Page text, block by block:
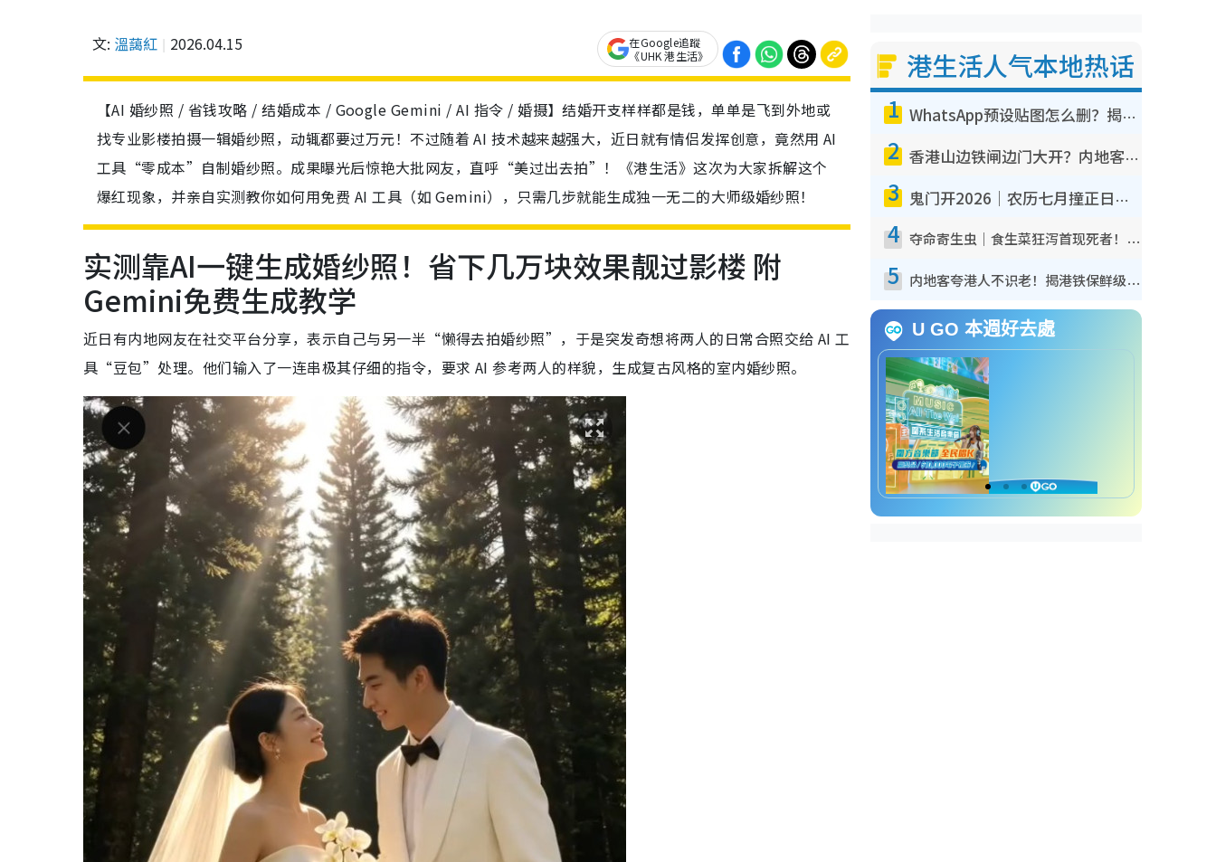
文: 溫藹紅 2026.04.15
在Google追蹤
《UHK 港生活》
【AI 婚纱照 / 省钱攻略 / 结婚成本 / Google Gemini / AI 指令 / 婚摄】结婚开支样样都是钱，单单是飞到外地或
找专业影楼拍摄一辑婚纱照，动辄都要过万元！不过随着 AI 技术越来越强大，近日就有情侣发挥创意，竟然用 AI
工具“零成本”自制婚纱照。成果曝光后惊艳大批网友，直呼“美过出去拍”！《港生活》这次为大家拆解这个
爆红现象，并亲自实测教你如何用免费 AI 工具（如 Gemini），只需几步就能生成独一无二的大师级婚纱照！
实测靠AI一键生成婚纱照！省下几万块效果靓过影楼 附
Gemini免费生成教学
近日有内地网友在社交平台分享，表示自己与另一半“懒得去拍婚纱照”，于是突发奇想将两人的日常合照交给 AI 工
具“豆包”处理。他们输入了一连串极其仔细的指令，要求 AI 参考两人的样貌，生成复古风格的室内婚纱照。
港生活人气本地热话
1 WhatsApp预设贴图怎么删？揭秘1招“反向操作”还原简洁界面 附3步实测教程
2 香港山边铁闸边门大开？内地客困惑意义何在！网友神回复：这种叫法理性防御
3 鬼门开2026｜农历七月撞正日全食特别邪？专家警告切忌做一事！揭4大禁忌+2招保平安
4 夺命寄生虫｜食生菜狂泻首现死者！疫潮恶化录1.8万宗病例 揭洗菜3大谬误
5 内地客夸港人不识老！揭港铁保鲜级冷气 港人求放过：别投诉
U GO 本週好去處